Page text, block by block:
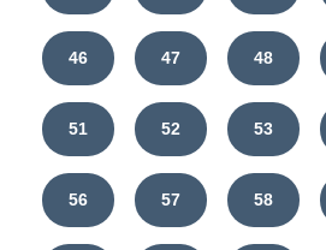
46 47 48
51 52 53
56 57 58